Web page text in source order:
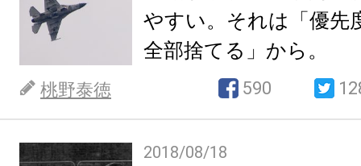
やすい。それは「優先
全部捨てる」から。
桃野泰徳 590
2018/08/18